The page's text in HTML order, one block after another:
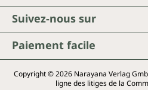
Suivez-nous sur
Paiement facile
Copyright © 2026 Narayana Verlag
ligne des litiges de la